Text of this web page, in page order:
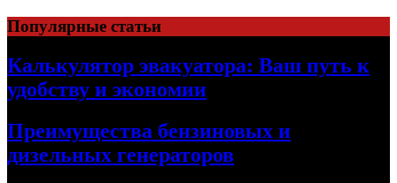
Skip
to
content
Популярные статьи
Калькулятор эвакуатора: Ваш путь к
удобству и экономии
Преимущества бензиновых и
дизельных генераторов